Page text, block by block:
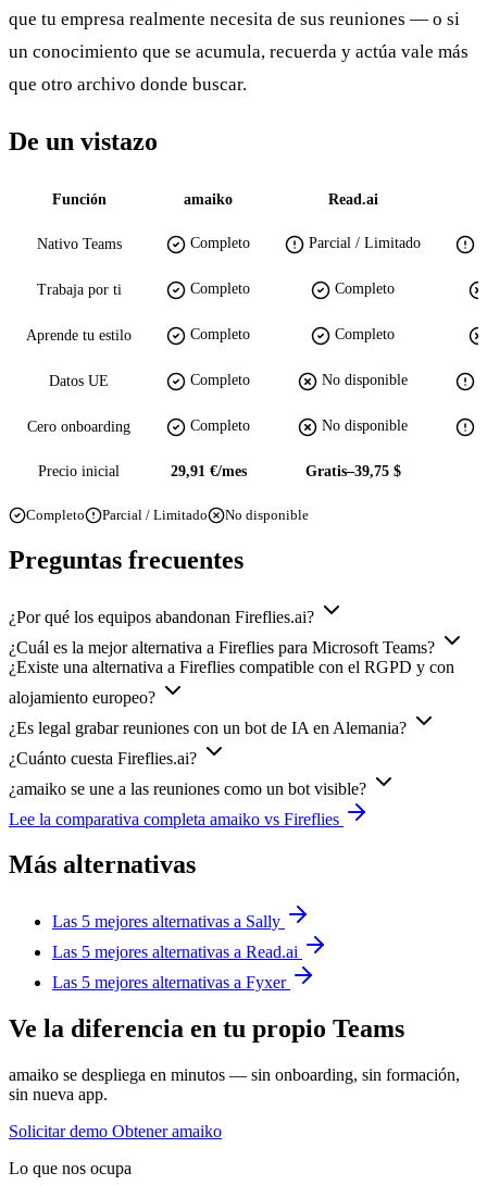
que tu empresa realmente necesita de sus reuniones — o si
un conocimiento que se acumula, recuerda y actúa vale más
que otro archivo donde buscar.
De un vistazo
Función amaiko Read.ai
Nativo Teams Completo Parcial / Limitado
Trabaja por ti Completo Completo
Aprende tu estilo Completo Completo
Datos UE Completo No disponible
Cero onboarding Completo No disponible
Precio inicial 29,91 €/mes Gratis–39,75 $
Completo Parcial / Limitado No disponible
Preguntas frecuentes
¿Por qué los equipos abandonan Fireflies.ai?
¿Cuál es la mejor alternativa a Fireflies para Microsoft Teams?
¿Existe una alternativa a Fireflies compatible con el RGPD y con
alojamiento europeo?
¿Es legal grabar reuniones con un bot de IA en Alemania?
¿Cuánto cuesta Fireflies.ai?
¿amaiko se une a las reuniones como un bot visible?
Lee la comparativa completa amaiko vs Fireflies
Más alternativas
Las 5 mejores alternativas a Sally
Las 5 mejores alternativas a Read.ai
Las 5 mejores alternativas a Fyxer
Ve la diferencia en tu propio Teams
amaiko se despliega en minutos — sin onboarding, sin formación,
sin nueva app.
Solicitar demo Obtener amaiko
Lo que nos ocupa